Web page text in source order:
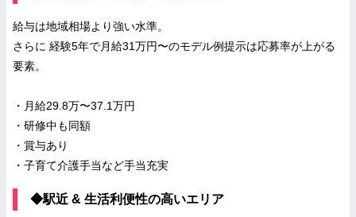
給与は地域相場より強い水準。
さらに 経験5年で月給31万円〜のモデル例提示は応募率が上がる
要素。
・月給29.8万〜37.1万円
・研修中も同額
・賞与あり
・子育て介護手当など手当充実
◆駅近 & 生活利便性の高いエリア